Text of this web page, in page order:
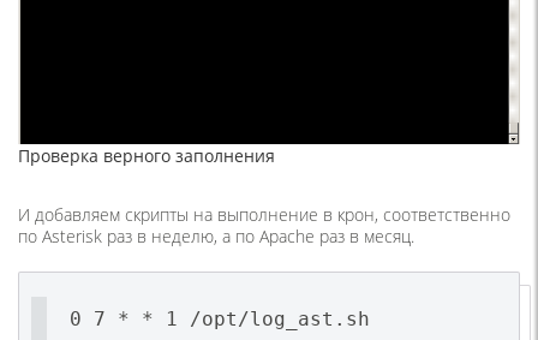
Проверка верного заполнения
И добавляем скрипты на выполнение в крон, соответственно
по Asterisk раз в неделю, а по Apache раз в месяц.
0 7 * * 1 /opt/log_ast.sh